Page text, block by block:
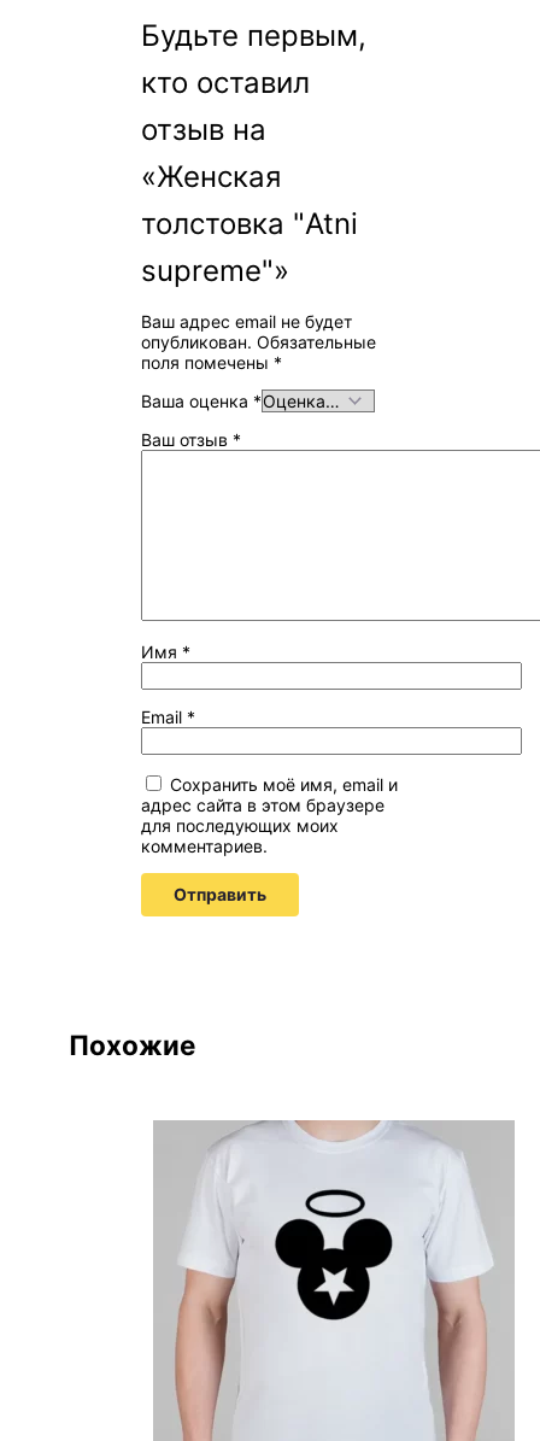
Будьте первым,
кто оставил
отзыв на
«Женская
толстовка "Atni
supreme"»
Ваш адрес email не будет
опубликован. Обязательные
поля помечены *
Ваша оценка *
Ваш отзыв *
Имя *
Email *
Сохранить моё имя, email и
адрес сайта в этом браузере
для последующих моих
комментариев.
Похожие